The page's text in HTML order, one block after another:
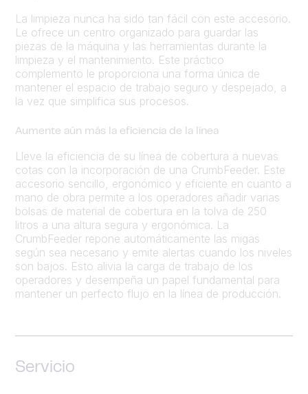
La limpieza nunca ha sido tan fácil con este accesorio.
Le ofrece un centro organizado para guardar las
piezas de la máquina y las herramientas durante la
limpieza y el mantenimiento. Este práctico
complemento le proporciona una forma única de
mantener el espacio de trabajo seguro y despejado, a
la vez que simplifica sus procesos.
Aumente aún más la eficiencia de la línea
Lleve la eficiencia de su línea de cobertura a nuevas
cotas con la incorporación de una CrumbFeeder. Este
accesorio sencillo, ergonómico y eficiente en cuanto a
mano de obra permite a los operadores añadir varias
bolsas de material de cobertura en la tolva de 250
litros a una altura segura y ergonómica. La
CrumbFeeder repone automáticamente las migas
según sea necesario y emite alertas cuando los niveles
son bajos. Esto alivia la carga de trabajo de los
operadores y desempeña un papel fundamental para
mantener un perfecto flujo en la línea de producción.
Servicio